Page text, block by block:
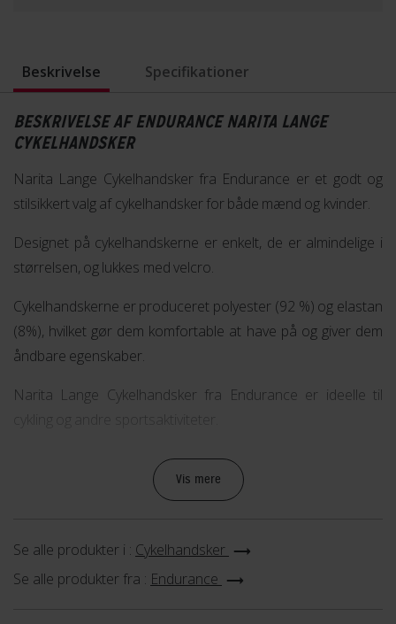
Beskrivelse Specifikationer
BESKRIVELSE AF ENDURANCE NARITA LANGE
CYKELHANDSKER
Narita Lange Cykelhandsker fra Endurance er et godt og
stilsikkert valg af cykelhandsker for både mænd og kvinder.
Designet på cykelhandskerne er enkelt, de er almindelige i
størrelsen, og lukkes med velcro.
Cykelhandskerne er produceret polyester (92 %) og elastan
(8%), hvilket gør dem komfortable at have på og giver dem
åndbare egenskaber.
Narita Lange Cykelhandsker fra Endurance er ideelle til
cykling og andre sportsaktiviteter.
Dette materiale absorberer fugt og lader overskydende
Vis mere
Se alle produkter i : Cykelhandsker
Se alle produkter fra : Endurance